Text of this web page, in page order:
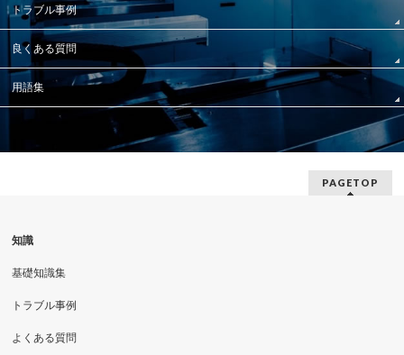
トラブル事例
良くある質問
用語集
PAGETOP
知識
基礎知識集
トラブル事例
よくある質問